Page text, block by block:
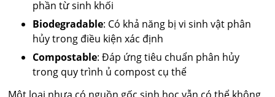
phần từ sinh khối
Biodegradable: Có khả năng bị vi sinh vật phân
hủy trong điều kiện xác định
Compostable: Đáp ứng tiêu chuẩn phân hủy
trong quy trình ủ compost cụ thể